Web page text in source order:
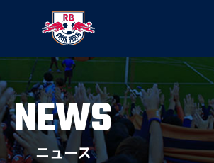
NEWS
ニュース